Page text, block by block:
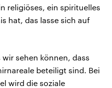
religiöses, ein spirituelles
hat, das lasse sich auf
wir sehen können, dass
beteiligt sind. Bei
wird die soziale